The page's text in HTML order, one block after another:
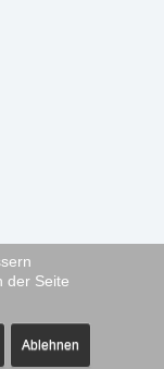
der Seite
Ablehnen